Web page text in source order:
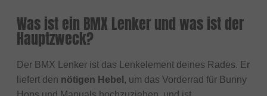
Was ist ein BMX Lenker und was ist der
Hauptzweck?
Der BMX Lenker ist das Lenkelement deines Rades. Er
liefert den nötigen Hebel , um das Vorderrad für Bunny